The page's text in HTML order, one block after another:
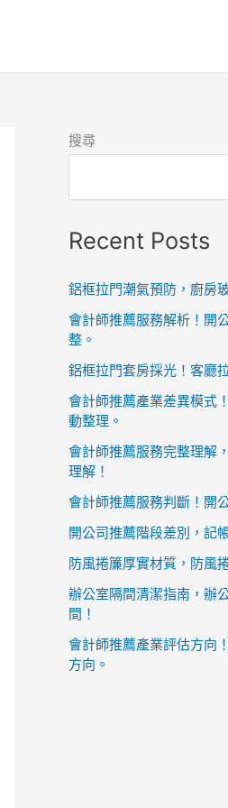
搜尋
Recent Posts
鋁框拉門潮氣預防，廚房
會計師推薦服務解析！開
整。
鋁框拉門套房採光！客廳
會計師推薦產業差異模式
動整理。
會計師推薦服務完整理解
理解！
會計師推薦服務判斷！開
開公司推薦階段差別，記
防風捲簾厚實材質，防風
辦公室隔間清潔指南，辦
間！
會計師推薦產業評估方向
方向。